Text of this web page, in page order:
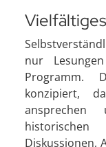
nur
Programm.
konzipiert,
Diskussionen,